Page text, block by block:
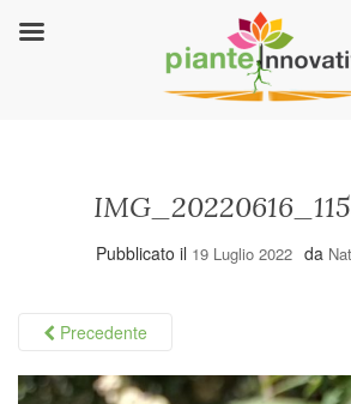
Pubblicato il 19 Luglio 2022 da
Precedente